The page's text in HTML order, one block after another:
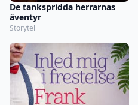
De tankspridda herrarnas
äventyr
Storytel